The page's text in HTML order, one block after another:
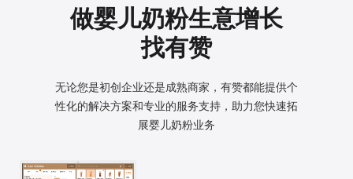
做婴儿奶粉生意增长
找有赞
无论您是初创企业还是成熟商家，有赞都能提供个
性化的解决方案和专业的服务支持，助力您快速拓
展婴儿奶粉业务